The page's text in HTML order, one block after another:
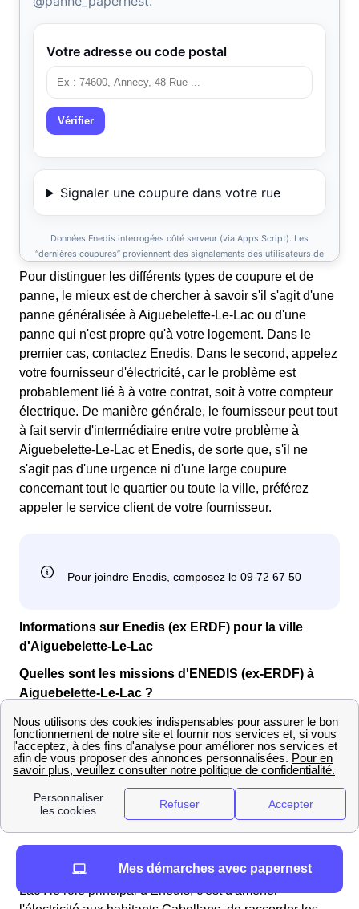
Pour distinguer les différents types de coupure et de
panne, le mieux est de chercher à savoir s'il s'agit d'une
panne généralisée à Aiguebelette-Le-Lac ou d'une
panne qui n'est propre qu'à votre logement. Dans le
premier cas, contactez Enedis. Dans le second, appelez
votre fournisseur d'électricité, car le problème est
probablement lié à à votre contrat, soit à votre compteur
électrique. De manière générale, le fournisseur peut tout
à fait servir d'intermédiaire entre votre problème à
Aiguebelette-Le-Lac et Enedis, de sorte que, s'il ne
s'agit pas d'une urgence ni d'une large coupure
concernant tout le quartier ou toute la ville, préférez
appeler le service client de votre fournisseur.
Informations sur Enedis (ex ERDF) pour la ville
d'Aiguebelette-Le-Lac
Quelles sont les missions d'ENEDIS (ex-ERDF) à
Aiguebelette-Le-Lac ?
à Aiguebelette-Le-Lac, Enedis est ce qu'on appelle un
gestionnaire de réseau de distribution, ou un
distributeur. Il a le monopole de cette activité sur 95% du
territoire français, les 5% restants étant gérés par des
Entreprises Locales de Distribution (ELD) mandatées
par les communes.
nombreux fournisseurs d'électricité d'Aiguebelette-Le-
Lac : le rôle principal d'Enedis, c'est d'amener
Mes démarches avec papernest